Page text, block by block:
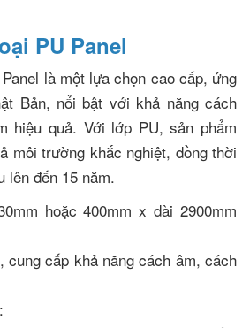
PU Panel
là một lựa chọn cao cấp, ứng
Bản, nổi bật với khả năng cách
hiệu quả. Với lớp PU, sản phẩm
môi trường khắc nghiệt, đồng thời
lên đến 15 năm.
hoặc 400mm x dài 2900mm
cung cấp khả năng cách âm, cách